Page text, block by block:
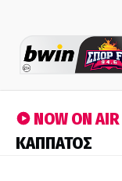
NOW ON AIR
ΚΑΠΠΑΤΟΣ